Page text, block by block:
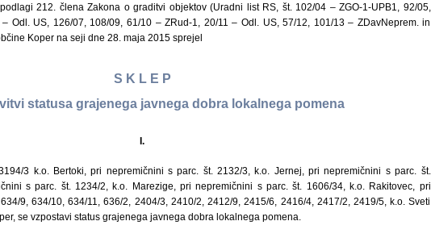
212. člena Zakona o graditvi objektov (Uradni list RS, št. 102/04 – ZGO-1-UPB1, 92/05,
Odl. US, 126/07, 108/09, 61/10 – ZRud-1, 20/11 – Odl. US, 57/12, 101/13 – ZDavNeprem. in
Koper na seji dne 28. maja 2015 sprejel
S K L E P
statusa grajenega javnega dobra lokalnega pomena
I.
3 k.o. Bertoki, pri nepremičnini s parc. št. 2132/3, k.o. Jernej, pri nepremičnini s parc. št.
s parc. št. 1234/2, k.o. Marezige, pri nepremičnini s parc. št. 1606/34, k.o. Rakitovec, pri
9, 634/10, 634/11, 636/2, 2404/3, 2410/2, 2412/9, 2415/6, 2416/4, 2417/2, 2419/5, k.o. Sveti
se vzpostavi status grajenega javnega dobra lokalnega pomena.